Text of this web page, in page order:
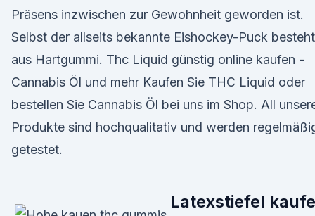
Präsens inzwischen zur Gewohnheit geworden ist.
Selbst der allseits bekannte Eishockey-Puck besteht
aus Hartgummi. Thc Liquid günstig online kaufen -
Cannabis Öl und mehr Kaufen Sie THC Liquid oder
bestellen Sie Cannabis Öl bei uns im Shop. All
Produkte sind hochqualitativ und werden
getestet.
Latexstiefel